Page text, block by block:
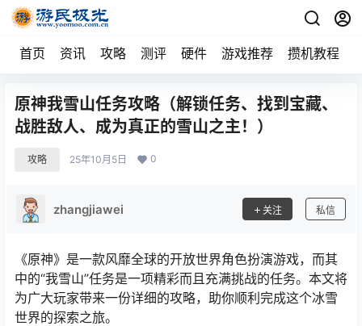
首页 资讯 攻略 测评 硬件 游戏推荐 攒机教程
原神我雪山任务攻略（解锁任务、找到宝藏、
战胜敌人、成为真正的雪山之主！）
攻略 25年10月5日 0
zhangjiawei 关注 私信
《原神》是一款风靡全球的开放世界角色扮演游戏，而其
中的“我雪山”任务是一项精彩而且充满挑战的任务。本文将
为广大玩家带来一份详细的攻略，助你顺利完成这个冰雪
世界的探索之旅。